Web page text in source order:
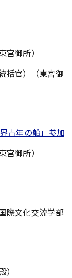
御所）
括官）（東宮御
青年の船」参加
御所）
際文化交流学部